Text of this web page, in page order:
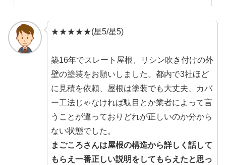
★★★★★(星5/星5)
築16年でスレート屋根、リシン吹き付けの外
壁の塗装をお願いしました。都内で3社ほど
に見積を依頼、屋根は塗装でも大丈夫、カバ
ー工法じゃなければ駄目とか業者によって言
うことが違っておりどれが正しいのか分から
ない状態でした。
まごころさんは屋根の構造から詳しく話して
もらえ一番正しい説明をしてもらえたと思っ